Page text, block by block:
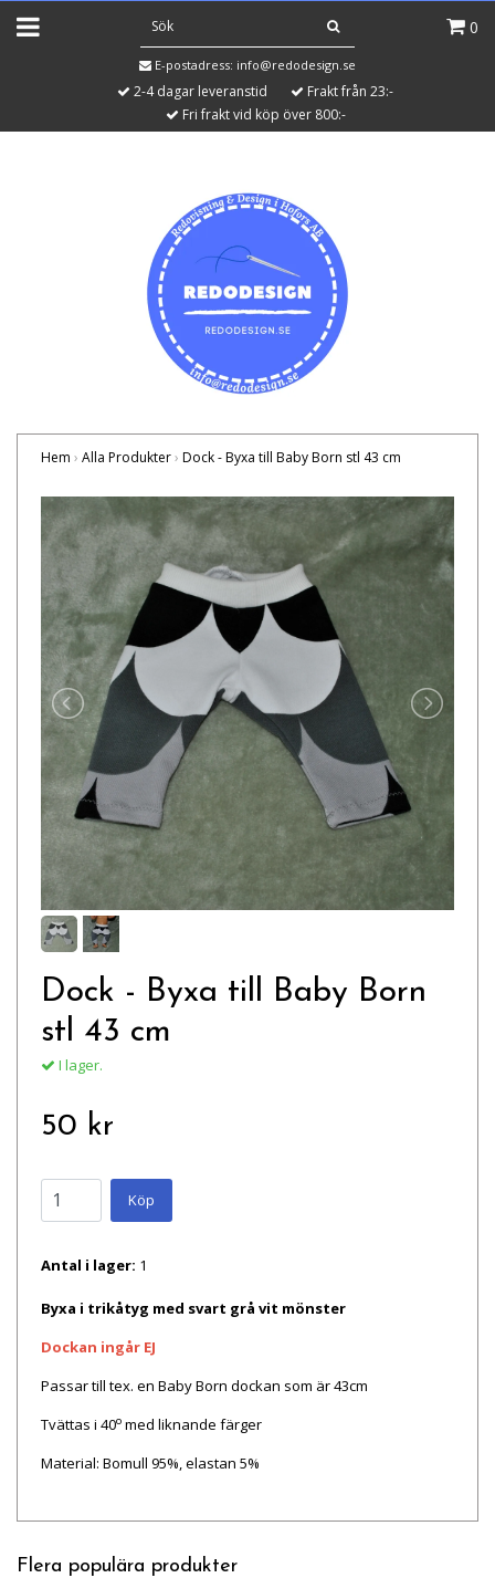
0
E-postadress: info@redodesign.se
2-4 dagar leveranstid
Frakt från 23:-
Fri frakt vid köp över 800:-
Hem › Alla Produkter› Dock - Byxa till Baby Born stl 43 cm
Dock - Byxa till Baby Born
stl 43 cm
I lager.
50 kr
Köp
Antal i lager: 1
Byxa i trikåtyg med svart grå vit mönster
Dockan ingår EJ
Passar till tex. en Baby Born dockan som är 43cm
Tvättas i 40o med liknande färger
Material: Bomull 95%, elastan 5%
Flera populära produkter